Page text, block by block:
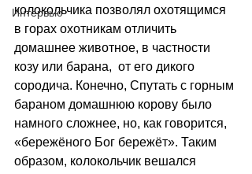
Интервью
колокольчика позволял охотящимся
в горах охотникам отличить
домашнее животное, в частности
козу или барана,  от его дикого
сородича. Конечно, Спутать с горным
бараном домашнюю корову было
намного сложнее, но, как говорится,
«бережёного Бог бережёт». Таким
образом, колокольчик вешался